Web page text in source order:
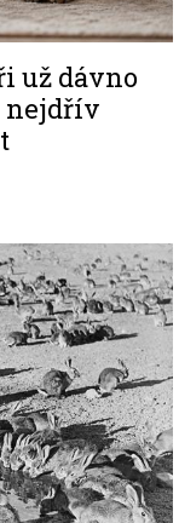
už dávno
nejdřív